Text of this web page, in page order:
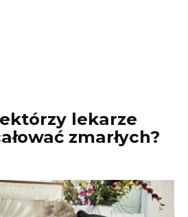
lekarze
zmarłych?